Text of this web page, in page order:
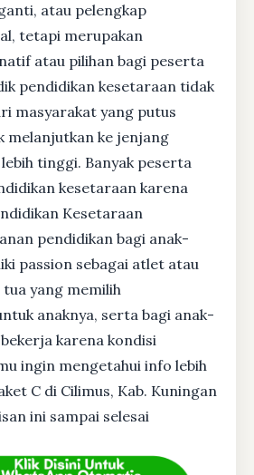
atau pelengkap
tetapi merupakan
atau pilihan bagi peserta
pendidikan kesetaraan tidak
masyarakat yang putus
melanjutkan ke jenjang
tinggi. Banyak peserta
kesetaraan karena
Kesetaraan
pendidikan bagi anak-
passion sebagai atlet atau
yang memilih
anaknya, serta bagi anak-
karena kondisi
ingin mengetahui info lebih
C di Cilimus, Kab. Kuningan
ini sampai selesai